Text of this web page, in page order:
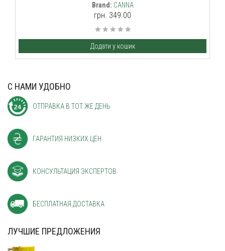
Brand: CANNA
грн. 349.00
Додати у кошик
С НАМИ УДОБНО
ОТПРАВКА В ТОТ ЖЕ ДЕНЬ
ГАРАНТИЯ НИЗКИХ ЦЕН
КОНСУЛЬТАЦИЯ ЭКСПЕРТОВ
БЕСПЛАТНАЯ ДОСТАВКА
ЛУЧШИЕ ПРЕДЛОЖЕНИЯ